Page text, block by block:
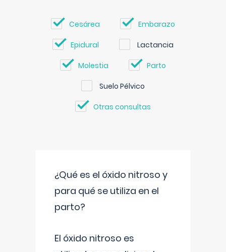
Cesárea Embarazo
Epidural Lactancia
Molestia Parto
Suelo Pélvico
Otras consultas
¿Qué es el óxido nitroso y
para qué se utiliza en el
parto?
El óxido nitroso es